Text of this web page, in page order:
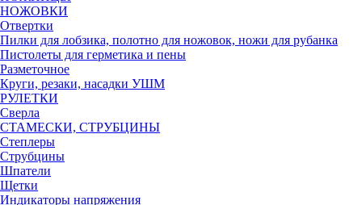
НОЖОВКИ
Отвертки
Пилки для лобзика, полотно для ножовок, ножи для рубанка
Пистолеты для герметика и пены
Разметочное
Круги, резаки, насадки УШМ
РУЛЕТКИ
Сверла
СТАМЕСКИ, СТРУБЦИНЫ
Степлеры
Струбцины
Шпатели
Щетки
Индикаторы напряжения